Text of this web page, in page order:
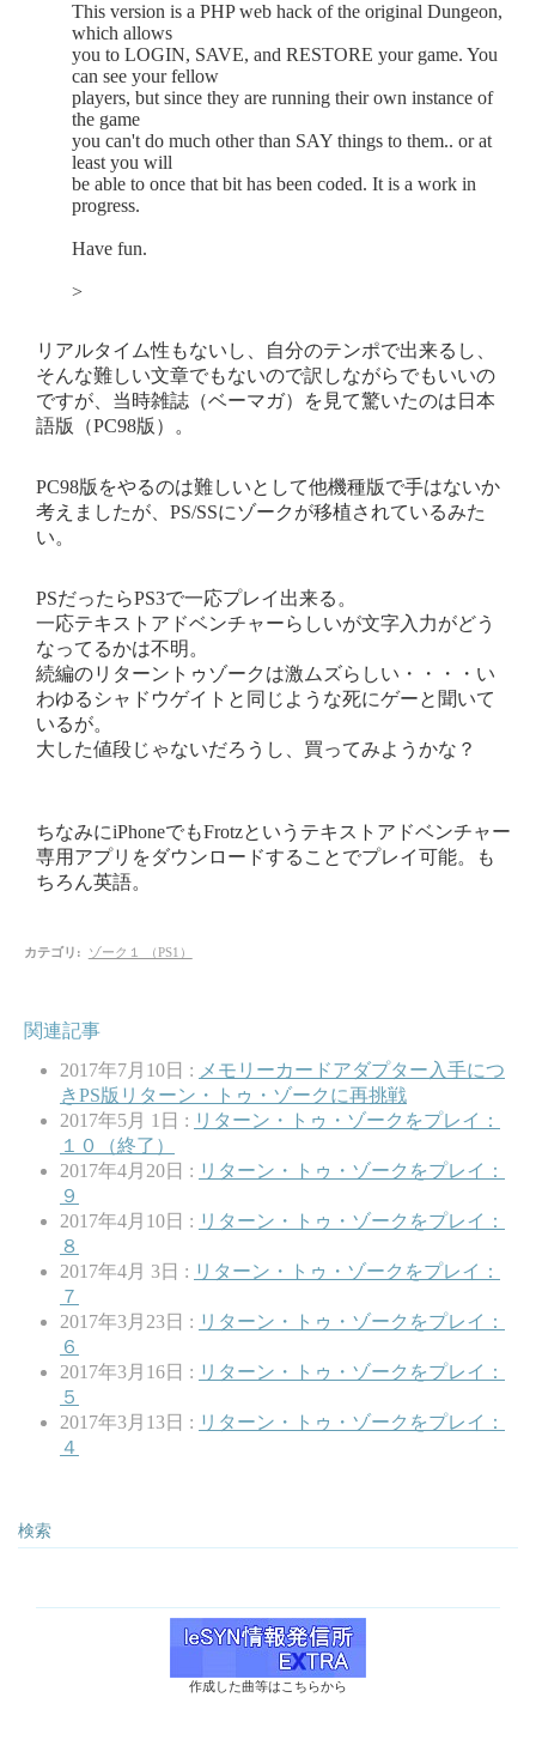
This version is a PHP web hack of the original Dungeon,
which allows
you to LOGIN, SAVE, and RESTORE your game. You
can see your fellow
players, but since they are running their own instance of
the game
you can't do much other than SAY things to them.. or at
least you will
be able to once that bit has been coded. It is a work in
progress.
Have fun.
>
リアルタイム性もないし、自分のテンポで出来るし、
そんな難しい文章でもないので訳しながらでもいいの
ですが、当時雑誌（ベーマガ）を見て驚いたのは日本
語版（PC98版）。
PC98版をやるのは難しいとして他機種版で手はないか
考えましたが、PS/SSにゾークが移植されているみた
い。
PSだったらPS3で一応プレイ出来る。
一応テキストアドベンチャーらしいが文字入力がどう
なってるかは不明。
続編のリターントゥゾークは激ムズらしい・・・・い
わゆるシャドウゲイトと同じような死にゲーと聞いて
いるが。
大した値段じゃないだろうし、買ってみようかな？
ちなみにiPhoneでもFrotzというテキストアドベンチャー
専用アプリをダウンロードすることでプレイ可能。も
ちろん英語。
カテゴリ : ゾーク１ （PS1）
関連記事
2017年7月10日 : メモリーカードアダプター入手につ
きPS版リターン・トゥ・ゾークに再挑戦
2017年5月 1日 : リターン・トゥ・ゾークをプレイ：
１０（終了）
2017年4月20日 : リターン・トゥ・ゾークをプレイ：
９
2017年4月10日 : リターン・トゥ・ゾークをプレイ：
８
2017年4月 3日 : リターン・トゥ・ゾークをプレイ：
７
2017年3月23日 : リターン・トゥ・ゾークをプレイ：
６
2017年3月16日 : リターン・トゥ・ゾークをプレイ：
５
2017年3月13日 : リターン・トゥ・ゾークをプレイ：
４
検索
作成した曲等はこちらから